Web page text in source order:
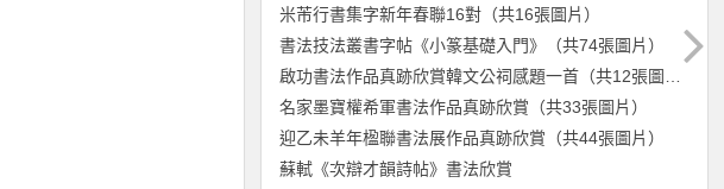
米芾行書集字新年春聯16對（共16張圖片）
書法技法叢書字帖《小篆基礎入門》（共74張圖片）
名家墨寶權希軍書法作品真跡欣賞（共33張圖片）
迎乙未羊年楹聯書法展作品真跡欣賞（共44張圖片）
蘇軾《次辯才韻詩帖》書法欣賞